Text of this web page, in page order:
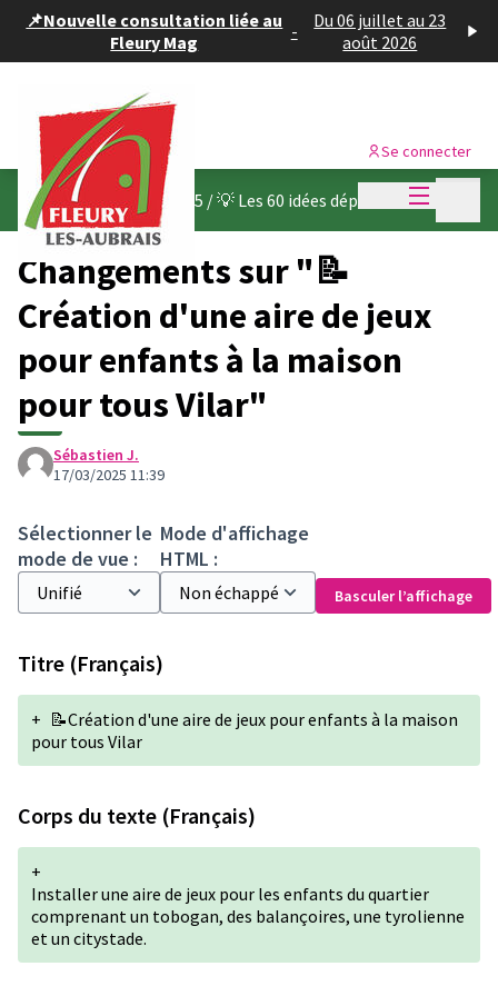
📌Nouvelle consultation liée au
Fleury Mag
-
Du 06 juillet au 23
août 2026
Menu
Se connecter
Budget participatif 2025 /💡 Les 60 idées déposées
Changements sur "📝
Création d'une aire de jeux
pour enfants à la maison
pour tous Vilar"
Sébastien J.
17/03/2025 11:39
Sélectionner le
mode de vue :
Mode d'affichage
HTML :
Basculer l’affichage
Titre (Français)
+ 📝Création d'une aire de jeux pour enfants à la maison
pour tous Vilar
Corps du texte (Français)
+
Installer une aire de jeux pour les enfants du quartier
comprenant un tobogan, des balançoires, une tyrolienne
et un citystade.
Panneau de gestion des cookies